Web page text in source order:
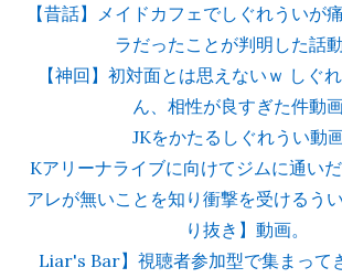
【昔話】メイドカフェでしぐれういが
ラだったことが判明した話動
【神回】初対面とは思えないｗ しぐ
ん、相性が良すぎた件動画
JKをかたるしぐれうい動画
Kアリーナライブに向けてジムに通い
アレが無いことを知り衝撃を受けるう
り抜き】動画。
Liar's Bar】視聴者参加型で集まって